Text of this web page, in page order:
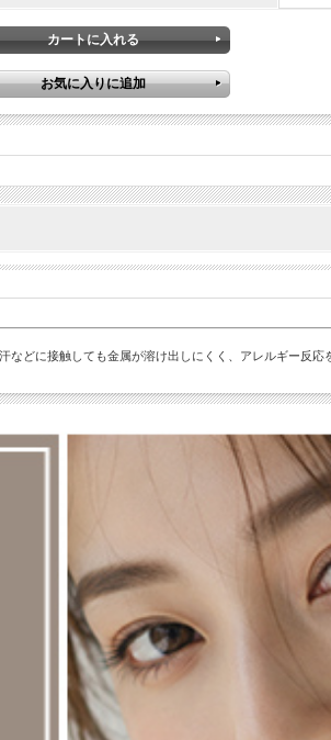
どに接触しても金属が溶け出しにくく、アレルギー反